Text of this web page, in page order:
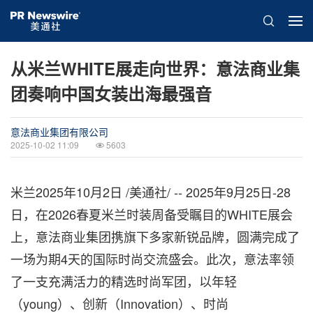
从米兰WHITE展走向世界：意法商业集
团奏响中国女装出海最强音
意法商业集团有限公司
2025-10-02 11:09 5603
米兰2025年10月2日 /美通社/ -- 2025年9月25日-28
日，在2026春夏米兰时装周备受瞩目的WHITE展会
上，意法商业集团携旗下多家新锐品牌，圆满完成了
一场为期4天的国际时尚交流盛会。此次，意法率领
了一支充满活力的精选时尚军团，以年轻
（young）、创新（Innovation）、时尚